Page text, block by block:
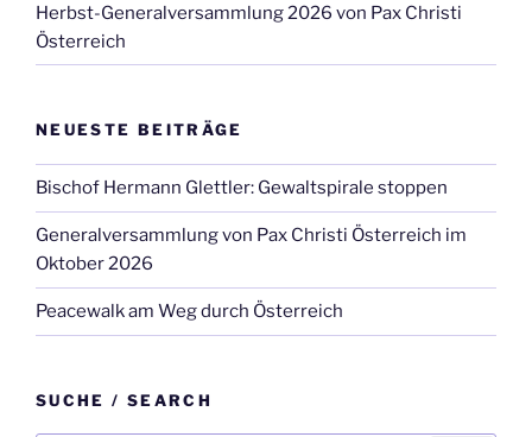
Herbst-Generalversammlung 2026 von Pax Christi
Österreich
NEUESTE BEITRÄGE
Bischof Hermann Glettler: Gewaltspirale stoppen
Generalversammlung von Pax Christi Österreich im
Oktober 2026
Peacewalk am Weg durch Österreich
SUCHE / SEARCH